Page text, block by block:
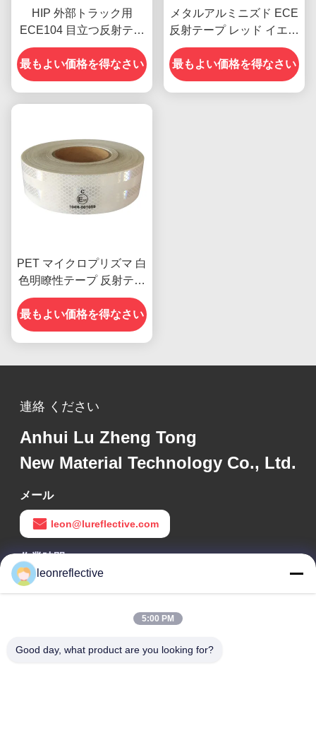
HIP 外部トラック用
ECE104 目立つ反射テー
プ
最もよい価格を得なさい
メタルアルミニズド ECE
反射テープ レッド イエロ
ー 白 トレーラー用
最もよい価格を得なさい
PET マイクロプリズマ 白
色明瞭性テープ 反射テー
プ 車両用 ECE 認証
最もよい価格を得なさい
連絡 ください
Anhui Lu Zheng Tong
New Material Technology Co., Ltd.
メール
leon@lureflective.com
作業時間
9:00-18:00
2階,D2ビル,黄井科学技術公園,ハイテクゾーン,河北,安??,中国
leonreflective
5:00 PM
Good day, what product are you looking for?